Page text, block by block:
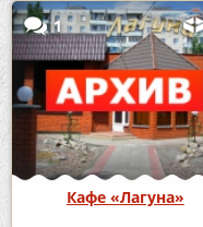
1
Кафе «Лагуна»